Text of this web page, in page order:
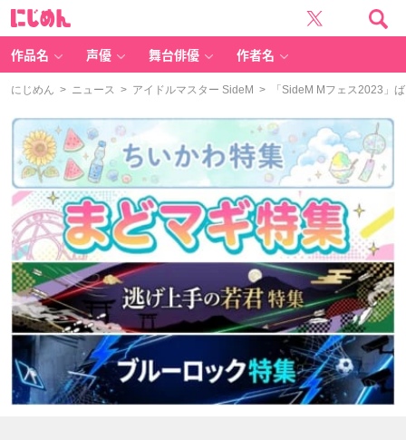
作品名 声優 舞台俳優 作者名
にじめん > ニュース > アイドルマスター SideM > 「SideM Mフェス2023」